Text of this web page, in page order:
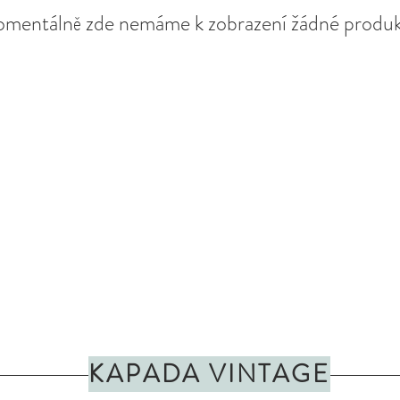
zde nemáme k zobrazení žádné
KAPADA VINTAGE